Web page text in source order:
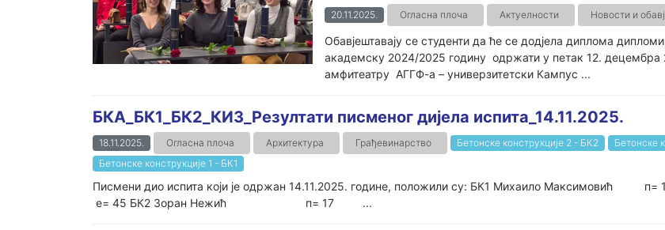
20.11.2025. Огласна плоча Актуелности Новости и
Обавјештавају се студенти да ће се додјела диплома
академску 2024/2025 годину одржати у петак 12. децембра
амфитеатру АГГФ-а – универзитетски Кампус ...
БКА_БК1_БК2_КИ3_Резултати писменог дијела испита_14.11.2025.
18.11.2025. Огласна плоча Архитектура Грађевинарство Бетонске конструкције 2 - БК2 Бетонске
Бетонске конструкције 1 - БК1
Писмени дио испита који је одржан 14.11.2025. године, положили су: БК1
е= 45 БК2 Зоран Нежић п= 17 ...